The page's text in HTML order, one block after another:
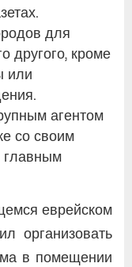
для
другого, кроме
или
агентом
со своим
главным
еврейском
организовать
в помещении